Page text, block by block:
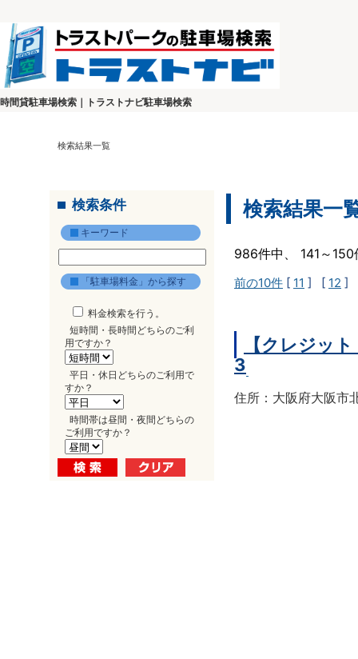
時間貸駐車場検索｜トラストナビ駐車場検索
検索結果一覧
検索条件
キーワード
「駐車場料金」から探す
料金検索を行う。
短時間・長時間どちらのご利
用ですか？
平日・休日どちらのご利用で
すか？
時間帯は昼間・夜間どちらの
ご利用ですか？
検索結果一
986件中、 141～
前の10件 [ 11 ] [ 12 ]
【クレジッ
3
住所：大阪府大阪市